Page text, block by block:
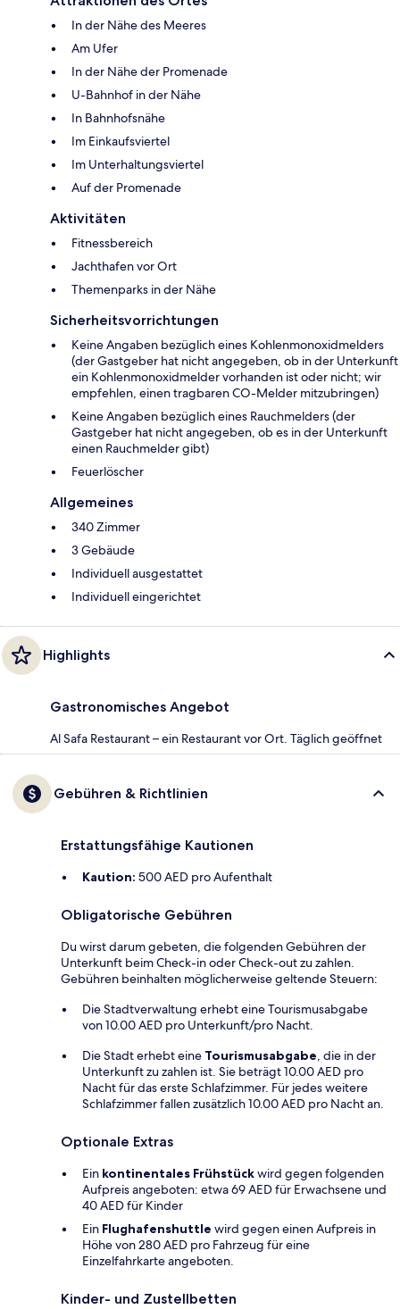
In der Nähe des Meeres
Am Ufer
In der Nähe der Promenade
U-Bahnhof in der Nähe
In Bahnhofsnähe
Im Einkaufsviertel
Im Unterhaltungsviertel
Auf der Promenade
Aktivitäten
Fitnessbereich
Jachthafen vor Ort
Themenparks in der Nähe
Sicherheitsvorrichtungen
Keine Angaben bezüglich eines Kohlenmonoxidmelders
(der Gastgeber hat nicht angegeben, ob in der Unterkunft
ein Kohlenmonoxidmelder vorhanden ist oder nicht; wir
empfehlen, einen tragbaren CO-Melder mitzubringen)
Keine Angaben bezüglich eines Rauchmelders (der
Gastgeber hat nicht angegeben, ob es in der Unterkunft
einen Rauchmelder gibt)
Feuerlöscher
Allgemeines
340 Zimmer
3 Gebäude
Individuell ausgestattet
Individuell eingerichtet
Highlights
Gastronomisches Angebot
Al Safa Restaurant – ein Restaurant vor Ort. Täglich geöffnet
Gebühren & Richtlinien
Erstattungsfähige Kautionen
Kaution: 500 AED pro Aufenthalt
Obligatorische Gebühren
Du wirst darum gebeten, die folgenden Gebühren der
Unterkunft beim Check-in oder Check-out zu zahlen.
Gebühren beinhalten möglicherweise geltende Steuern:
Die Stadtverwaltung erhebt eine Tourismusabgabe
von 10.00 AED pro Unterkunft/pro Nacht.
Die Stadt erhebt eine Tourismusabgabe, die in der
Unterkunft zu zahlen ist. Sie beträgt 10.00 AED pro
Nacht für das erste Schlafzimmer. Für jedes weitere
Schlafzimmer fallen zusätzlich 10.00 AED pro Nacht an.
Optionale Extras
Ein kontinentales Frühstückwird gegen folgenden
Aufpreis angeboten: etwa 69 AED für Erwachsene und
40 AED für Kinder
Ein Flughafenshuttle wird gegen einen Aufpreis in
Höhe von 280 AED pro Fahrzeug für eine
Einzelfahrkarte angeboten.
Kinder- und Zustellbetten